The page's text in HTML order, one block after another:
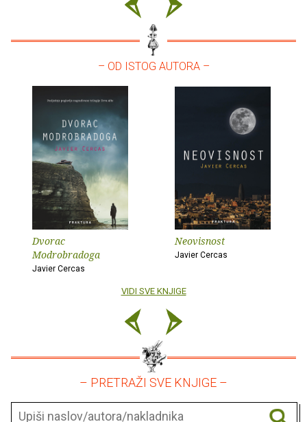
– OD ISTOG AUTORA –
Dvorac
Modrobradoga
Javier Cercas
Neovisnost
Javier Cercas
VIDI SVE KNJIGE
– PRETRAŽI SVE KNJIGE –